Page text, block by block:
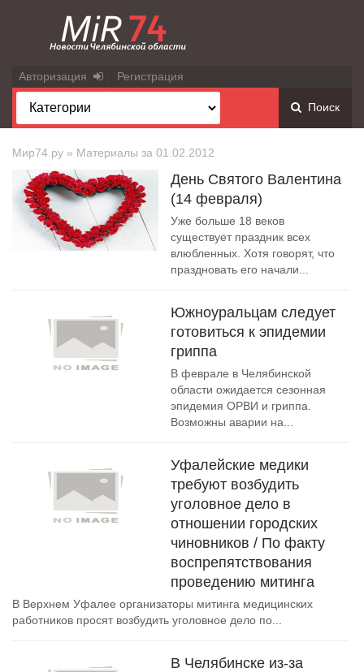
Авторизация Регистрация
Поиск
Мир74.ру » Материалы за 01.02.2012
День Святого Валентина
(14 февраля)
Уже больше 18 веков
существует праздник всех
влюбленных. Хотя говорят, что
праздновать его начали...
Южноуральцам следует
готовиться к эпидемии
гриппа
В феврале в Челябинской
области ожидается сезонная
эпидемия ОРВИ и гриппа.
Возможны аварии на...
Уфалейские медики
требуют возбудить
уголовное дело в
отношении городских
чиновников / По факту
воспрепятствования
проведению митинга
В Верхнем Уфалее организаторы митинга медицинских
работников просят возбудить уголовное дело по...
В Челябинске из-за